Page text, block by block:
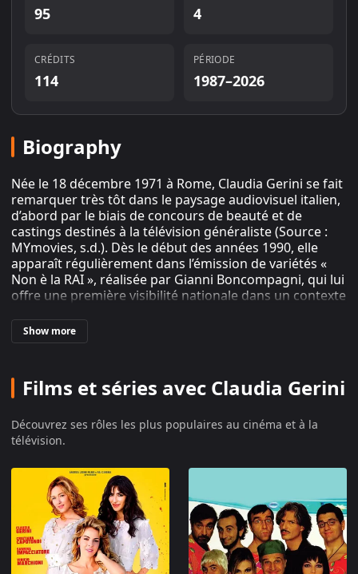
95 4
CRÉDITS
114
PÉRIODE
1987–2026
Biography
Née le 18 décembre 1971 à Rome, Claudia Gerini se fait
remarquer très tôt dans le paysage audiovisuel italien,
d’abord par le biais de concours de beauté et de
castings destinés à la télévision généraliste (Source :
MYmovies, s.d.). Dès le début des années 1990, elle
apparaît régulièrement dans l’émission de variétés «
Non è la RAI », réalisée par Gianni Boncompagni, qui lui
offre une première visibilité nationale dans un contexte
(Source : CDA Studio Di Nardo, s.d.). Parallèlement, elle
obtient ses premiers rôles au cinéma à la fin des
Sergio Corbucci, sorti en 1987, qui la fait entrer dans le
registre de la comédie populaire italienne de l’époque
des productions télévisées et des feuilletons italiens du
début des années 1990, qui servent de terrain
2006). Cette période d’apprentissage au croisement
entre variétés télévisées et petits rôles de cinéma
constitue le socle de sa trajectoire professionnelle
ultérieure, marquée par une circulation constante
entre différents formats et registres de jeu (Source :
ComingSoon, 2024).
Show more
Films et séries avec Claudia Gerini
Découvrez ses rôles les plus populaires au cinéma et à la
télévision.